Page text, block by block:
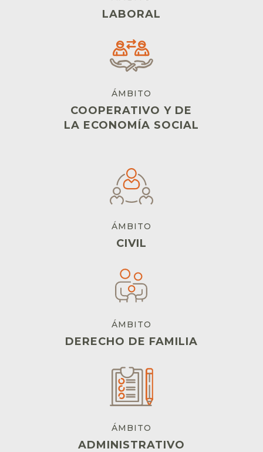
LABORAL
ÁMBITO
COOPERATIVO Y DE
LA ECONOMÍA SOCIAL
ÁMBITO
CIVIL
ÁMBITO
DERECHO DE FAMILIA
ÁMBITO
ADMINISTRATIVO